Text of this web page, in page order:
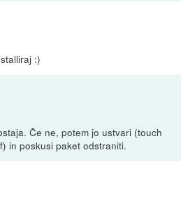
:)
Če ne, potem jo ustvari (touch
in poskusi paket odstraniti.